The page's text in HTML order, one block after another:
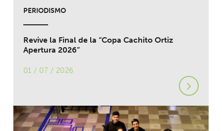
PERIODISMO
Revive la Final de la “Copa Cachito Ortiz
Apertura 2026”
01 / 07 / 2026